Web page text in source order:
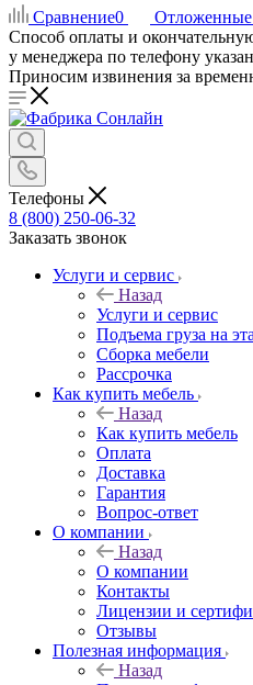
Сравнение0 Отложенные
Способ оплаты и
у менеджера по телефону
Приносим извинения за
Телефоны
8 (800) 250-06-32
Заказать звонок
Услуги и сервис
Назад
Услуги и сервис
Подъема груза на
Сборка мебели
Рассрочка
Как купить мебель
Назад
Как купить мебель
Оплата
Доставка
Гарантия
Вопрос-ответ
О компании
Назад
О компании
Контакты
Лицензии и
Отзывы
Полезная информация
Назад